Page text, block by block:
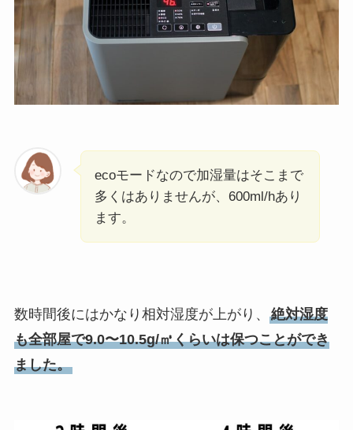
ecoモードなので加湿量はそこまで
多くはありませんが、600ml/hあり
ます。
数時間後にはかなり相対湿度が上がり、 絶対湿度
も全部屋で9.0〜10.5g/㎥くらいは保つことができ
ました。